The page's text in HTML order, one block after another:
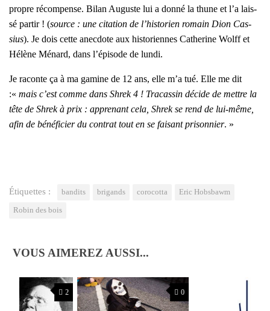
propre récom­pense. Bilan Auguste lui a don­né la thune et l’a lais­
sé par­tir ! (source : une cita­tion de l’his­to­rien romain Dion Cas­
sius). Je dois cette anec­dote aux his­to­riennes Cathe­rine Wolff et
Hélène Ménard, dans l’é­pi­sode de lun­di.
Je raconte ça à ma gamine de 12 ans, elle m’a tué. Elle me dit
:« mais c’est comme dans Shrek 4 ! Tra­cas­sin décide de mettre la
tête de Shrek à prix : appre­nant cela, Shrek se rend de lui-même,
afin de béné­fi­cier du contrat tout en se fai­sant pri­son­nier. »
Étiquettes : bandits brigands corocotta Eric Hobsbawm
Robin des bois
VOUS AIMEREZ AUSSI...
0
2